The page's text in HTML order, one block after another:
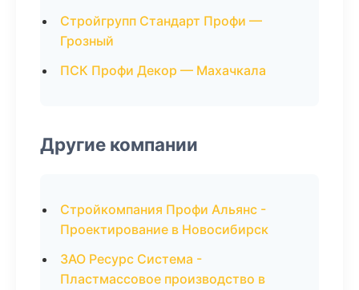
Стройгрупп Стандарт Профи —
Грозный
ПСК Профи Декор — Махачкала
Другие компании
Стройкомпания Профи Альянс -
Проектирование в Новосибирск
ЗАО Ресурс Система -
Пластмассовое производство в